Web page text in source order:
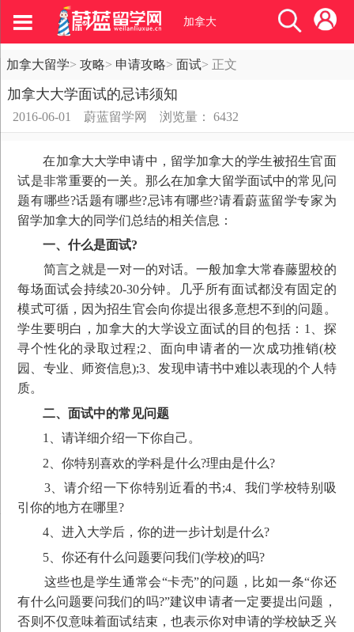
加拿大
加拿大留学> 攻略> 申请攻略> 面试> 正文
加拿大大学面试的忌讳须知
2016-06-01 蔚蓝留学网 浏览量： 6432
在加拿大大学申请中，留学加拿大的学生被招生官面
试是非常重要的一关。那么在加拿大留学面试中的常见问
题有哪些?话题有哪些?忌讳有哪些?请看蔚蓝留学专家为
留学加拿大的同学们总结的相关信息：
一、什么是面试?
简言之就是一对一的对话。一般加拿大常春藤盟校的
每场面试会持续20-30分钟。几乎所有面试都没有固定的
模式可循，因为招生官会向你提出很多意想不到的问题。
学生要明白，加拿大的大学设立面试的目的包括：1、探
寻个性化的录取过程;2、面向申请者的一次成功推销(校
园、专业、师资信息);3、发现申请书中难以表现的个人特
质。
二、面试中的常见问题
1、请详细介绍一下你自己。
2、你特别喜欢的学科是什么?理由是什么?
3、请介绍一下你特别近看的书;4、我们学校特别吸
引你的地方在哪里?
4、进入大学后，你的进一步计划是什么?
5、你还有什么问题要问我们(学校)的吗?
这些也是学生通常会“卡壳”的问题，比如一条“你还
有什么问题要问我们的吗?”建议申请者一定要提出问题，
否则不仅意味着面试结束，也表示你对申请的学校缺乏兴